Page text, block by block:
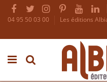
04 95 50 03 00 Les éditions